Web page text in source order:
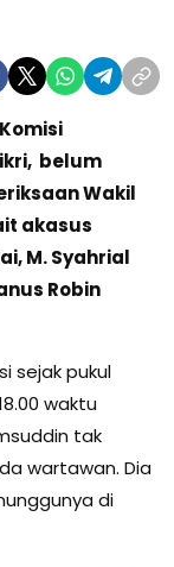
belum
Wakil
akasus
M. Syahrial
Robin
sejak pukul
waktu
tak
wartawan. Dia
di